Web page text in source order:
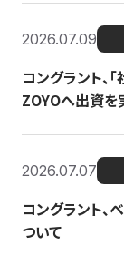
2026.07.09
コングラント、
ZOYOへ出資を
2026.07.07
コングラント
ついて